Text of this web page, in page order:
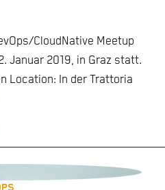
CloudNative Meetup
Januar 2019, in Graz statt.
Location: In der Trattoria